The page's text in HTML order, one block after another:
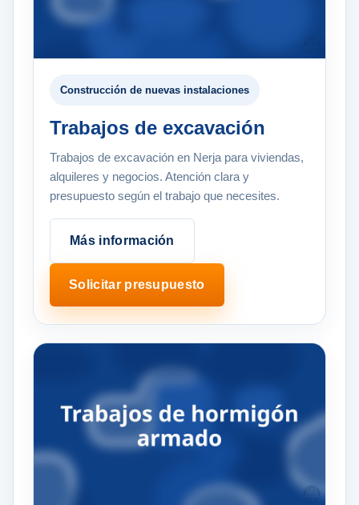
Construcción de nuevas instalaciones
Trabajos de excavación
Trabajos de excavación en Nerja para viviendas,
alquileres y negocios. Atención clara y
presupuesto según el trabajo que necesites.
Más información
Solicitar presupuesto